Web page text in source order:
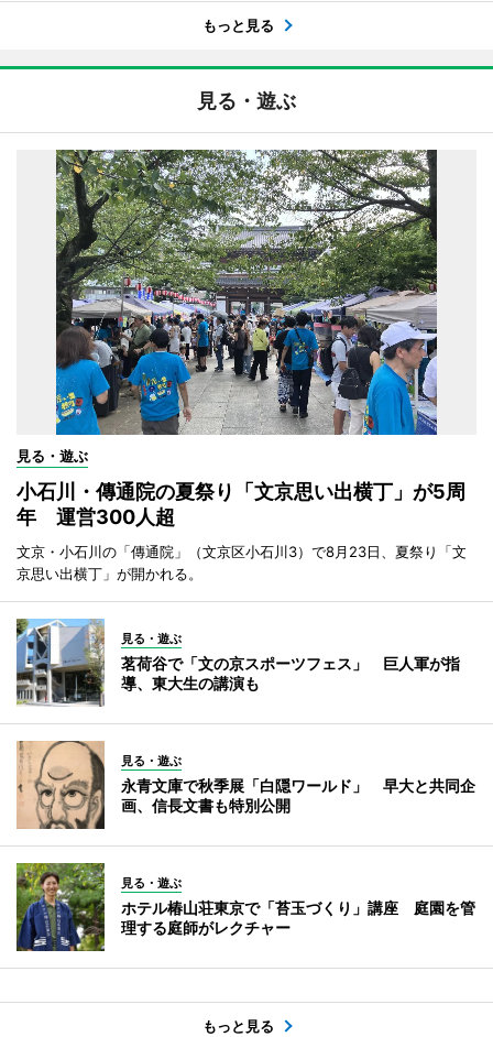
もっと見る
見る・遊ぶ
見る・遊ぶ
小石川・傳通院の夏祭り「文京思い出横丁」が5周
年 運営300人超
文京・小石川の「傳通院」（文京区小石川3）で8月23日、夏祭り「文
京思い出横丁」が開かれる。
見る・遊ぶ
茗荷谷で「文の京スポーツフェス」 巨人軍が指
導、東大生の講演も
見る・遊ぶ
永青文庫で秋季展「白隠ワールド」 早大と共同企
画、信長文書も特別公開
見る・遊ぶ
ホテル椿山荘東京で「苔玉づくり」講座 庭園を管
理する庭師がレクチャー
もっと見る